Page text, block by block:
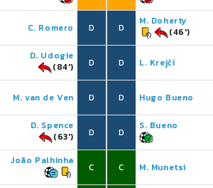
C. Romero D
D. Udogie
(84')
D
M. van de Ven D
D. Spence
(63')
D
João Palhinha
C
D
M. Doherty
(46')
D L. Krejčí
D Hugo Bueno
D
S. Bueno
C M. Munetsi